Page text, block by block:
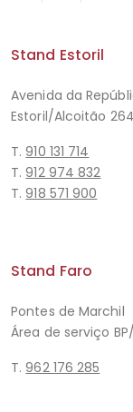
Stand Estoril
Avenida da
Estoril/Alcoitão
T.910 131 714
T.912 974 832
T.918 571 900
Stand Faro
Pontes de Marchil
Área de serviço
T.962 176 285